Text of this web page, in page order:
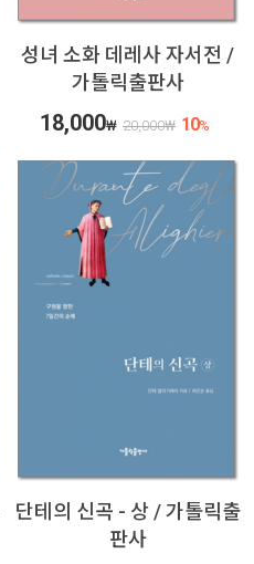
성녀 소화 데레사 자서전 /
가톨릭출판사
18,000₩ 20,000₩ 10%
단테의 신곡 - 상 / 가톨릭출
판사